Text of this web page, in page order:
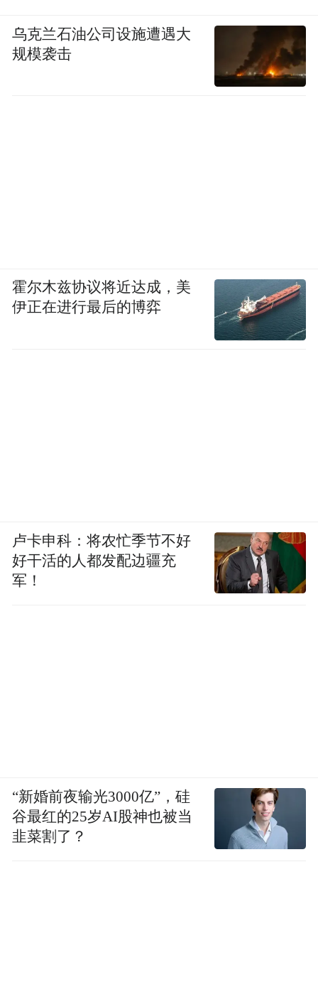
乌克兰石油公司设施遭遇大
规模袭击
霍尔木兹协议将近达成，美
伊正在进行最后的博弈
卢卡申科：将农忙季节不好
好干活的人都发配边疆充
军！
“新婚前夜输光3000亿”，硅
谷最红的25岁AI股神也被当
韭菜割了？